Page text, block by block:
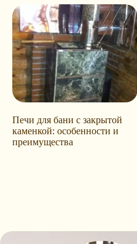
Печи для бани с закрытой
каменкой: особенности и
преимущества